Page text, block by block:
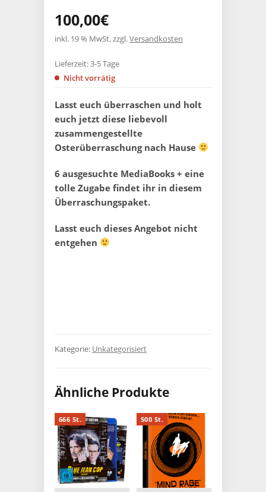
100,00€
inkl. 19 % MwSt.zzgl.Versandkosten
Lasst euch überraschen und holt
euch jetzt diese liebevoll
zusammengestellte
Osterüberraschung nach Hause
6 ausgesuchte MediaBooks + eine
tolle Zugabe findet ihr in diesem
Überraschungspaket.
Lasst euch dieses Angebot nicht
entgehen
Lieferzeit:3-5 Tage
Nicht vorrätig
Kategorie: Unkategorisiert
Ähnliche Produkte
666 St. 500 St.